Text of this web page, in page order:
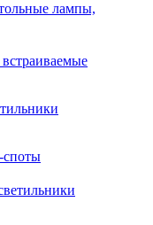
лампы,
споты